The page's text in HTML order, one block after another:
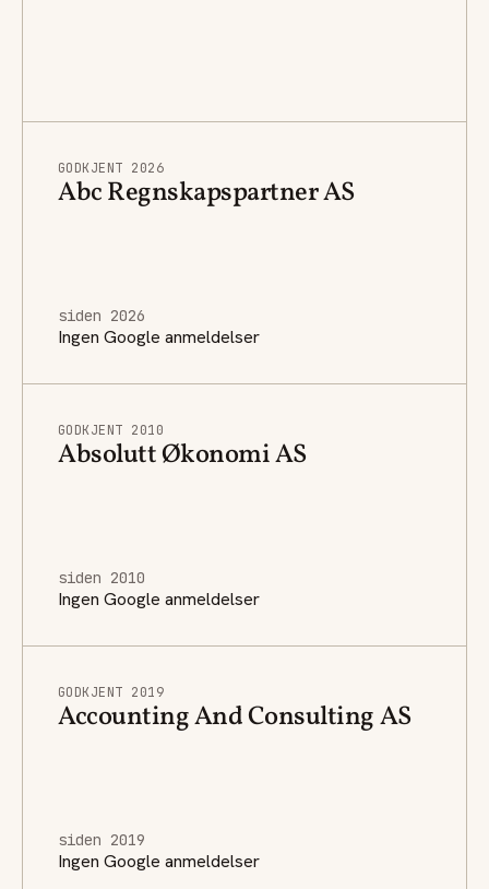
GODKJENT 2026
Abc Regnskapspartner AS
siden 2026
Ingen Google anmeldelser
GODKJENT 2010
Absolutt Økonomi AS
siden 2010
Ingen Google anmeldelser
GODKJENT 2019
Accounting And Consulting AS
siden 2019
Ingen Google anmeldelser